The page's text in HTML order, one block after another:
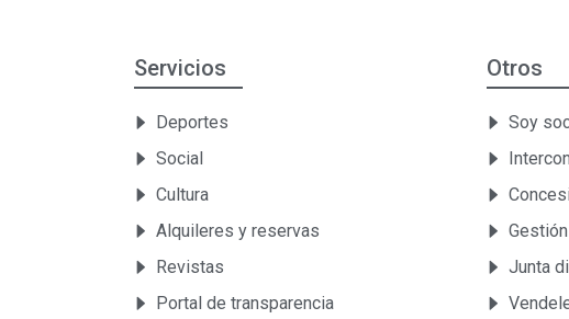
Servicios
Deportes
Social
Cultura
Alquileres y reservas
Revistas
Portal de transparencia
Otros
Soy
Junta